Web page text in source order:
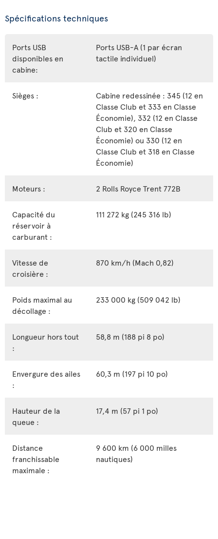
Spécifications techniques
Ports USB
disponibles en
cabine:
Ports USB-A (1 par écran
tactile individuel)
Sièges :
Cabine redessinée : 345 (12 en
Classe Club et 333 en Classe
Économie), 332 (12 en Classe
Club et 320 en Classe
Économie) ou 330 (12 en
Classe Club et 318 en Classe
Économie)
Moteurs : 2 Rolls Royce Trent 772B
Capacité du
réservoir à
carburant :
111 272 kg (245 316 lb)
Vitesse de
croisière :
870 km/h (Mach 0,82)
Poids maximal au
décollage :
233 000 kg (509 042 lb)
Longueur hors tout
:
58,8 m (188 pi 8 po)
Envergure des ailes
:
60,3 m (197 pi 10 po)
Hauteur de la
queue :
17,4 m (57 pi 1 po)
Distance
franchissable
maximale :
9 600 km (6 000 milles
nautiques)